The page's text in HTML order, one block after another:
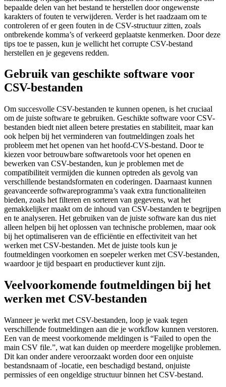
bepaalde delen van het bestand te herstellen door ongewenste
karakters of fouten te verwijderen. Verder is het raadzaam om te
controleren of er geen fouten in de CSV-structuur zitten, zoals
ontbrekende komma’s of verkeerd geplaatste kenmerken. Door deze
tips toe te passen, kun je wellicht het corrupte CSV-bestand
herstellen en je gegevens redden.
Gebruik van geschikte software voor
CSV-bestanden
Om succesvolle CSV-bestanden te kunnen openen, is het cruciaal
om de juiste software te gebruiken. Geschikte software voor CSV-
bestanden biedt niet alleen betere prestaties en stabiliteit, maar kan
ook helpen bij het verminderen van foutmeldingen zoals het
probleem met het openen van het hoofd-CVS-bestand. Door te
kiezen voor betrouwbare softwaretools voor het openen en
bewerken van CSV-bestanden, kun je problemen met de
compatibiliteit vermijden die kunnen optreden als gevolg van
verschillende bestandsformaten en coderingen. Daarnaast kunnen
geavanceerde softwareprogramma’s vaak extra functionaliteiten
bieden, zoals het filteren en sorteren van gegevens, wat het
gemakkelijker maakt om de inhoud van CSV-bestanden te begrijpen
en te analyseren. Het gebruiken van de juiste software kan dus niet
alleen helpen bij het oplossen van technische problemen, maar ook
bij het optimaliseren van de efficiëntie en effectiviteit van het
werken met CSV-bestanden. Met de juiste tools kun je
foutmeldingen voorkomen en soepeler werken met CSV-bestanden,
waardoor je tijd bespaart en productiever kunt zijn.
Veelvoorkomende foutmeldingen bij het
werken met CSV-bestanden
Wanneer je werkt met CSV-bestanden, loop je vaak tegen
verschillende foutmeldingen aan die je workflow kunnen verstoren.
Een van de meest voorkomende meldingen is “Failed to open the
main CSV file.”, wat kan duiden op meerdere mogelijke problemen.
Dit kan onder andere veroorzaakt worden door een onjuiste
bestandsnaam of -locatie, een beschadigd bestand, onjuiste
permissies of een ongeldige structuur binnen het CSV-bestand.